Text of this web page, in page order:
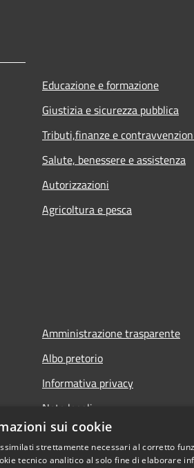
Educazione e formazione
Giustizia e sicurezza pubblica
Tributi,finanze e
Salute, benessere e assistenza
Autorizzazioni
Agricoltura e pesca
Amministrazione trasparente
Albo pretorio
Informativa privacy
Note legali
Dichiarazione di accessibilità
sui cookie
strettamente necessari al corretto
tecnico analitico al solo fine di elaborare